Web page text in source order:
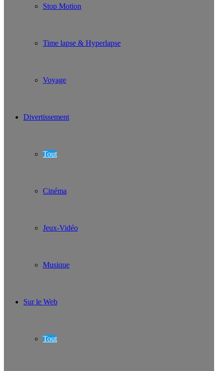
Stop Motion
Time lapse & Hyperlapse
Voyage
Divertissement
Tout
Cinéma
Jeux-Vidéo
Musique
Sur le Web
Tout